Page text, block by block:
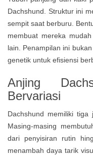
Dachshund. Struktur ini
sempit saat berburu.
membuat mereka
lain. Penampilan ini
genetik untuk efisiensi
Anjing
Bervariasi
Dachshund memiliki tiga
Masing-masing
dari penyisiran rutin
menambah daya tarik